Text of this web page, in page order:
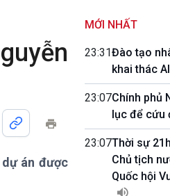
Trước giờ mở cửa
Dòng chảy Kinh tế
Tuyên chiến với gian lận
thương mại
Podcast
án được
MỚI NHẤT
23:31Đào tạo
khai thác AI
23:07Chính phủ
lục để cứu
23:07Thời sự
Chủ tịch
Quốc hội